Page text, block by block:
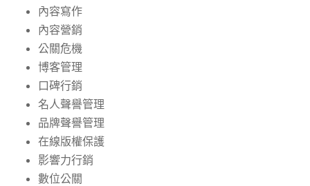
內容寫作
內容營銷
公關危機
博客管理
口碑行銷
名人聲譽管理
品牌聲譽管理
在線版權保護
影響力行銷
數位公關